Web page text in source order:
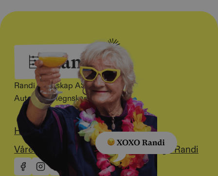
Randi Regnskap AS
Autorisert Regnskapsbyrå
Hvem er Randi?
Priser
Våre klienter
Hvorfor velge Randi